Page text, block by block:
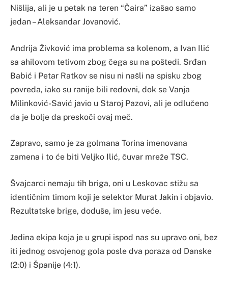
Nišlija, ali je u petak na teren “Čaira” izašao samo
jedan – Aleksandar Jovanović.
Andrija Živković ima problema sa kolenom, a Ivan Ilić
sa ahilovom tetivom zbog čega su na poštedi. Srđan
Babić i Petar Ratkov se nisu ni našli na spisku zbog
povreda, iako su ranije bili redovni, dok se Vanja
Milinković-Savić javio u Staroj Pazovi, ali je odlučeno
da je bolje da preskoči ovaj meč.
Zapravo, samo je za golmana Torina imenovana
zamena i to će biti Veljko Ilić, čuvar mreže TSC.
Švajcarci nemaju tih briga, oni u Leskovac stižu sa
identičnim timom koji je selektor Murat Jakin i objavio.
Rezultatske brige, doduše, im jesu veće.
Jedina ekipa koja je u grupi ispod nas su upravo oni, bez
iti jednog osvojenog gola posle dva poraza od Danske
(2:0) i Španije (4:1).